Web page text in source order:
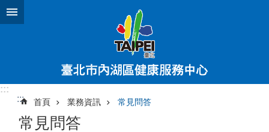
跳到主要內容區塊
:::
:::
首頁 業務資訊 常見問答
常見問答